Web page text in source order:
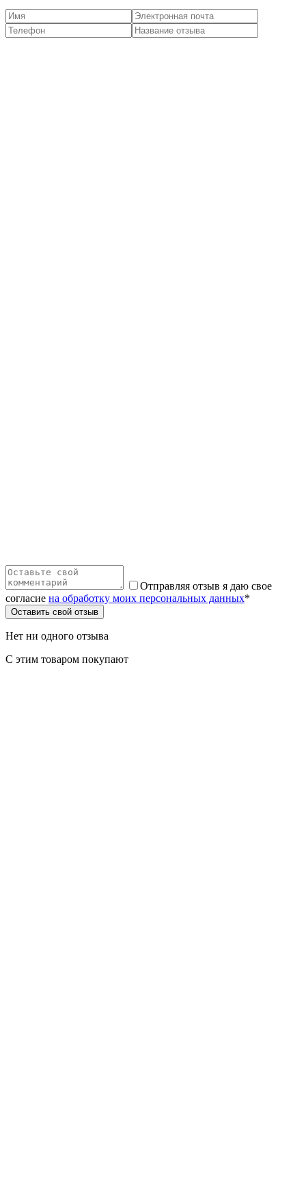
Отправляя отзыв я даю свое
согласие на обработку моих персональных данных*
Оставить свой отзыв
Нет ни одного отзыва
С этим товаром покупают